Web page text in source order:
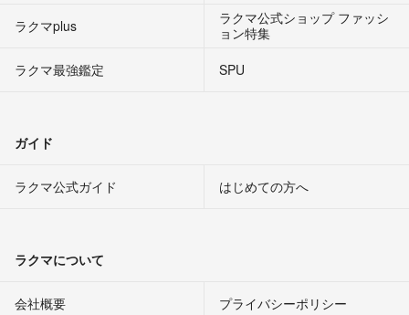
ラクマplus
ラクマ公式ショップ ファッシ
ョン特集
ラクマ最強鑑定
SPU
ガイド
ラクマ公式ガイド はじめての方へ
ラクマについて
会社概要 プライバシーポリシー